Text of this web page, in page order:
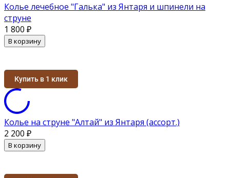
Колье лечебное "Галька" из Янтаря и шпинели на
струне
1 800 ₽
В корзину
Купить в 1 клик
Колье на струне "Алтай" из Янтаря (ассорт.)
2 200 ₽
В корзину